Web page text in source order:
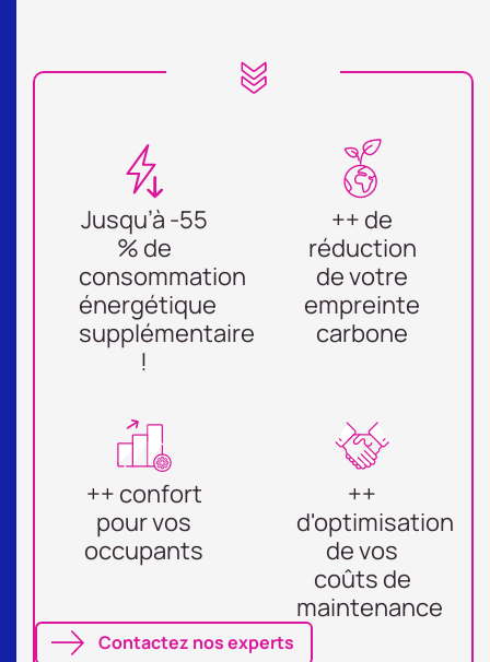
Jusqu’à -55
% ​de
consommation
énergétique
supplémentaire
!​
++ de
réduction
de votre
empreinte
carbone
++ confort
pour vos
occupants
++
d'optimisation
de vos
coûts de
maintenance
Contactez nos experts